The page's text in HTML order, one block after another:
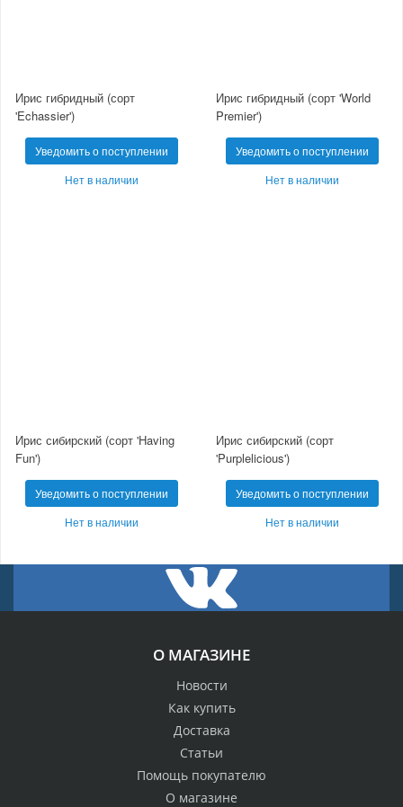
Ирис гибридный (сорт
'Echassier')
Уведомить о поступлении
Нет в наличии
Ирис гибридный (сорт 'World
Premier')
Уведомить о поступлении
Нет в наличии
Ирис сибирский (сорт 'Having
Fun')
Уведомить о поступлении
Нет в наличии
Ирис сибирский (сорт
'Purplelicious')
Уведомить о поступлении
Нет в наличии
О МАГАЗИНЕ
Новости
Как купить
Доставка
Статьи
Помощь покупателю
О магазине